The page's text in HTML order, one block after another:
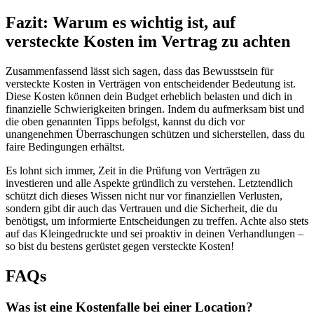
Fazit: Warum es wichtig ist, auf
versteckte Kosten im Vertrag zu achten
Zusammenfassend lässt sich sagen, dass das Bewusstsein für
versteckte Kosten in Verträgen von entscheidender Bedeutung ist.
Diese Kosten können dein Budget erheblich belasten und dich in
finanzielle Schwierigkeiten bringen. Indem du aufmerksam bist und
die oben genannten Tipps befolgst, kannst du dich vor
unangenehmen Überraschungen schützen und sicherstellen, dass du
faire Bedingungen erhältst.
Es lohnt sich immer, Zeit in die Prüfung von Verträgen zu
investieren und alle Aspekte gründlich zu verstehen. Letztendlich
schützt dich dieses Wissen nicht nur vor finanziellen Verlusten,
sondern gibt dir auch das Vertrauen und die Sicherheit, die du
benötigst, um informierte Entscheidungen zu treffen. Achte also stets
auf das Kleingedruckte und sei proaktiv in deinen Verhandlungen –
so bist du bestens gerüstet gegen versteckte Kosten!
FAQs
Was ist eine Kostenfalle bei einer Location?